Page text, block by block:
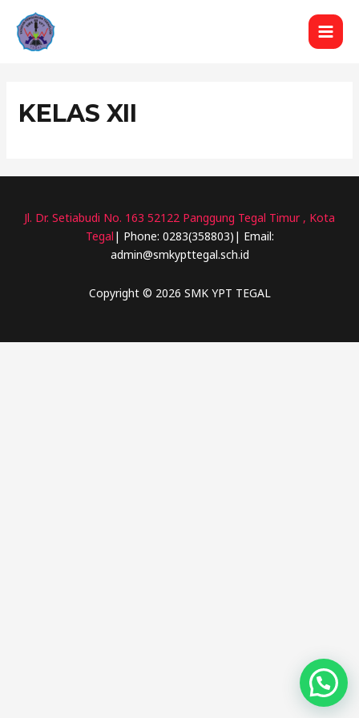
Lewati
konten
KELAS XII
Jl. Dr. Setiabudi No. 163 52122 Panggung Tegal Timur , Kota
Tegal | Phone: 0283(358803)| Email:
admin@smkypttegal.sch.id
Copyright © 2026 SMK YPT TEGAL